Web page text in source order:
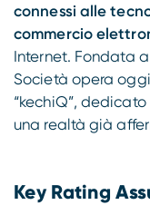
connessi alle
commercio
Internet. Fondata
Società opera
“kechiQ”,
una realtà già
Key Rating